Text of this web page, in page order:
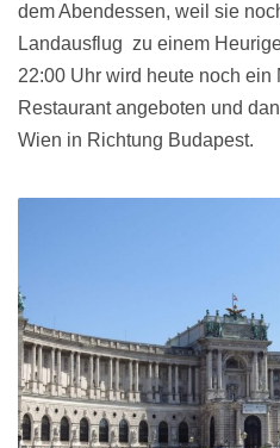
dem Abendessen, weil sie
Landausflug zu einem
22:00 Uhr wird heute noch ein
Restaurant angeboten und
Wien in Richtung Budapest.